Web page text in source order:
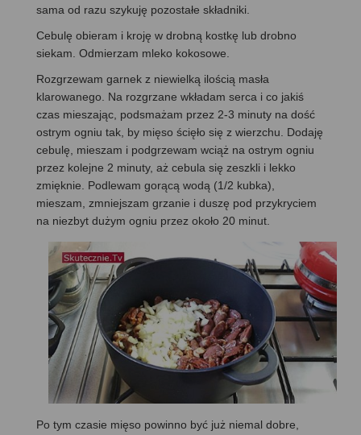
sama od razu szykuję pozostałe składniki.
Cebulę obieram i kroję w drobną kostkę lub drobno
siekam. Odmierzam mleko kokosowe.
Rozgrzewam garnek z niewielką ilością masła
klarowanego. Na rozgrzane wkładam serca i co jakiś
czas mieszając, podsmażam przez 2-3 minuty na dość
ostrym ogniu tak, by mięso ścięło się z wierzchu. Dodaję
cebulę, mieszam i podgrzewam wciąż na ostrym ogniu
przez kolejne 2 minuty, aż cebula się zeszkli i lekko
zmięknie. Podlewam gorącą wodą (1/2 kubka),
mieszam, zmniejszam grzanie i duszę pod przykryciem
na niezbyt dużym ogniu przez około 20 minut.
Po tym czasie mięso powinno być już niemal dobre,